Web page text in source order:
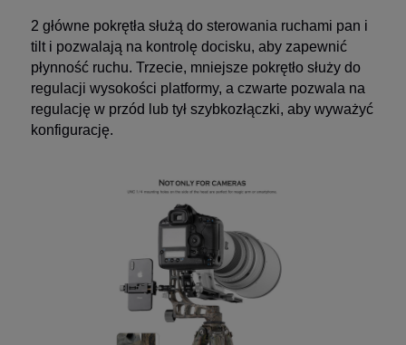
2 główne pokrętła służą do sterowania ruchami pan i
tilt i pozwalają na kontrolę docisku, aby zapewnić
płynność ruchu. Trzecie, mniejsze pokrętło służy do
regulacji wysokości platformy, a czwarte pozwala na
regulację w przód lub tył szybkozłączki, aby wyważyć
konfigurację.